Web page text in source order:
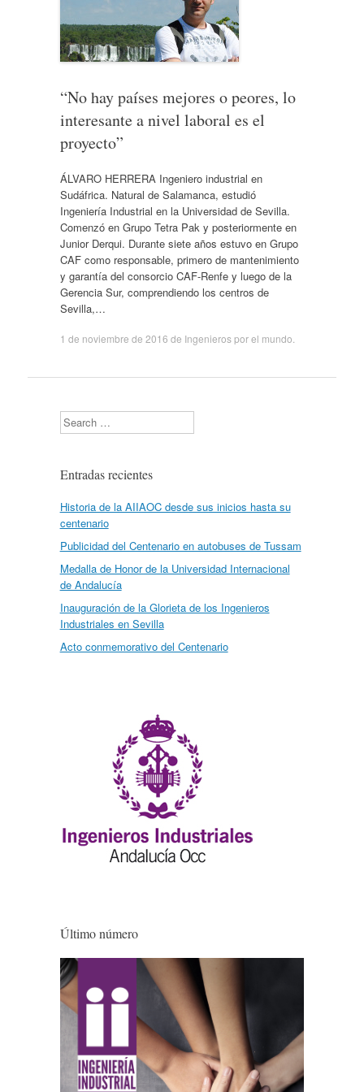
“No hay países mejores o peores, lo
interesante a nivel laboral es el
proyecto”
ÁLVARO HERRERA Ingeniero industrial en
Sudáfrica. Natural de Salamanca, estudió
Ingeniería Industrial en la Universidad de Sevilla.
Comenzó en Grupo Tetra Pak y posteriormente en
Junior Derqui. Durante siete años estuvo en Grupo
CAF como responsable, primero de mantenimiento
y garantía del consorcio CAF-Renfe y luego de la
Gerencia Sur, comprendiendo los centros de
Sevilla,…
1 de noviembre de 2016 de Ingenieros por el mundo
Search
Entradas recientes
Historia de la AIIAOC desde sus inicios hasta su
centenario
Publicidad del Centenario en autobuses de Tussam
Medalla de Honor de la Universidad Internacional
de Andalucía
Inauguración de la Glorieta de los Ingenieros
Industriales en Sevilla
Acto conmemorativo del Centenario
Último número